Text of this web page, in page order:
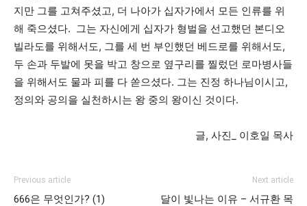
지만 그를 고쳐주셨고, 더 나아가 십자가에서 모든 인류를 위
해 죽으셨다. 그는 자신에게 십자가 형벌을 선고했던 본디오
빌라도를 위해서도, 그를 세 번 부인했던 베드로를 위해서도,
두 손과 두발에 못을 박고 창으로 옆구리를 찔렀던 로마병사들
을 위해서도 물과 피를 다 쏟으셨다. 그는 진정 하나님이시고,
정의와 공의을 실천하시는 왕 중의 왕이신 것이다.
글, 사진_ 이호일 목사
Previous article
666은 무엇인가? (1)
Next article
달이 빛나는 이유 – 서규환 목